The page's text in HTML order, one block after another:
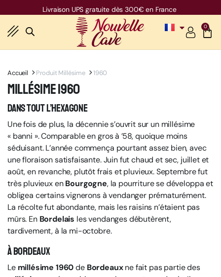
Livraison UPS gratuite dès 300€ en France
0
Accueil Produit Millésime 1960
Millésime 1960
Dans tout l’Hexagone
Une fois de plus, la décennie s’ouvrit sur un millésime
« banni ». Comparable en gros à ’58, quoique moins
séduisant. L’année commença pourtant assez bien, avec
une floraison satisfaisante. Juin fut chaud et sec, juillet et
août, en revanche, plutôt frais et pluvieux. Septembre fut
très pluvieux enBourgogne, la pourriture se développa et
obligea certains vignerons à vendanger prématurément.
La récolte fut abondante, mais les raisins n’étaient pas
mûrs. EnBordelais les vendanges débutèrent,
tardivement, à la mi-octobre.
À Bordeaux
Le millésime 1960de Bordeauxne fait pas partie des